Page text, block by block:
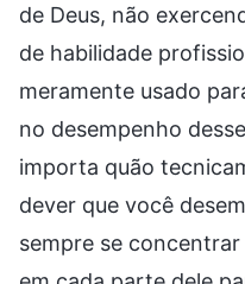
de Deus, não
de habilidade
meramente usado
no desempenho
importa quão
dever que você
sempre se